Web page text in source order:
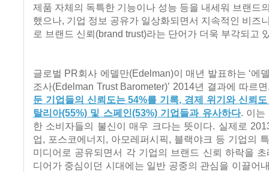
제품 자체의 독특한 기능이나 성능 등을 내세워 브랜드
했으나, 기업 정보 공유가 일상화되면서 지속적인 비즈
로 브랜드 신뢰(brand trust)라는 단어가 더욱 부각되고
글로벌 PR회사 에델만(Edelman)이 매년 발표하는 ‘에
조사(Edelman Trust Barometer)’ 2014년 결과에 따르
둔 기업들의 신뢰도는 54%를 기록, 경제 위기와 신뢰
탈리아(55%) 및 스페인(53%) 기업들과 유사하다. 이는
한 소비자들의 불신이 매우 크다는 뜻이다. 실제로
업, 포스코에너지, 아모레퍼시픽, 블랙야크 등 기업의
미디어로 공유되면서 각 기업의 브랜드 신뢰 하락을
디어가 중심이던 시대에는 일반 공중의 관심을 이끌어